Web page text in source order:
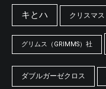
キとハ クリスマス
グリムス（GRIMMS）社
ダブルガーゼクロス